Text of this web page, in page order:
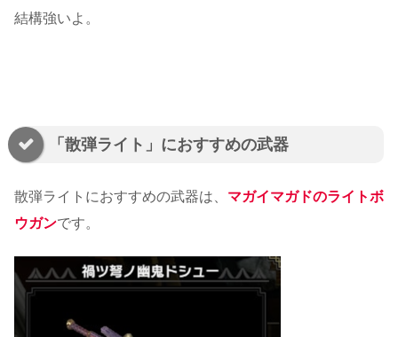
結構強いよ。
「散弾ライト」におすすめの武器
散弾ライトにおすすめの武器は、 マガイマガドのライトボ
ウガンです。